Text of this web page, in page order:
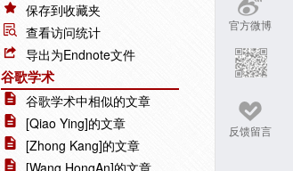
官方微博
反馈留言
保存到收藏夹
查看访问统计
导出为Endnote文件
谷歌学术
谷歌学术中相似的文章
[Qiao Ying]的文章
[Zhong Kang]的文章
[Wang HongAn]的文章